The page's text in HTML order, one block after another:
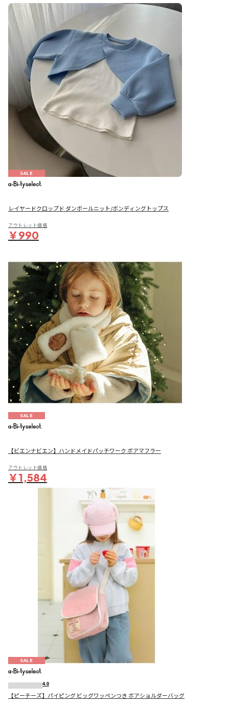
SALE
レイヤードクロップド ダンボールニット/ボンディングトップス
アウトレット価格
￥990
SALE
【ビエンナビエン】ハンドメイドパッチワーク ボアマフラー
アウトレット価格
￥1,584
SALE
4.0
【ピーチーズ】パイピング ビッグワッペンつき ボアショルダーバッグ